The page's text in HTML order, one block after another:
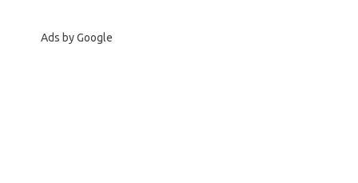
Ads by Google